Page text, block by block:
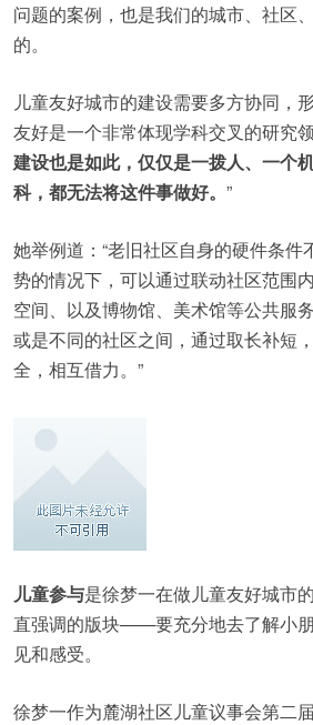
问题的案例，也是我们的城市、社区
的。
儿童友好城市的建设需要多方协同，
友好是一个非常体现学科交叉的研究领
建设也是如此，仅仅是一拨人、一个
科，都无法将这件事做好。 ”
她举例道：“老旧社区自身的硬件条
势的情况下，可以通过联动社区范围
空间、以及博物馆、美术馆等公共服
或是不同的社区之间，通过取长补短
全，相互借力。”
儿童参与是徐梦一在做儿童友好城市
直强调的版块——要充分地去了解小
见和感受。
徐梦一作为麓湖社区儿童议事会第二